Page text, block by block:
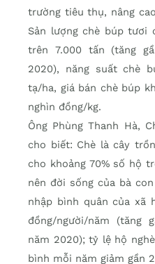
trường tiêu thụ, nâng
Sản lượng chè búp tươi
trên 7.000 tấn (tăng
2020), năng suất chè
tạ/ha, giá bán chè búp
nghìn đồng/kg.
Ông Phùng Thanh Hà,
cho biết: Chè là cây
cho khoảng 70% số hộ
nên đời sống của bà
nhập bình quân của xã
đồng/người/năm (tăng
năm 2020); tỷ lệ hộ
bình mỗi năm giảm gần